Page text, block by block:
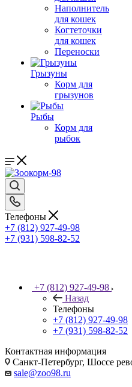
Наполнитель
для кошек
Когтеточки
для кошек
Переноски
Грызуны
Корм для
грызунов
Рыбы
Корм для
рыбок
Телефоны
+7 (812) 927-49-98
+7 (931) 598-82-52
+7 (812) 927-49-98
Назад
Телефоны
+7 (812) 927-49-98
+7 (931) 598-82-52
Контактная информация
Санкт-Петербург, Шоссе
sale@zoo98.ru